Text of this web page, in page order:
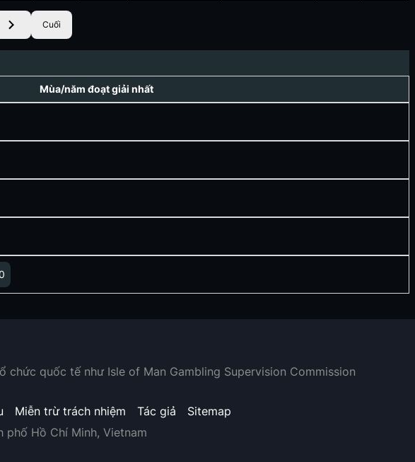
Cuối
Mùa/năm đoạt giải nhất
quốc tế như Isle of Man Gambling Supervision Commission
Miễn trừ trách nhiệm Tác giả
Sitemap
phố Hồ Chí Minh, Vietnam